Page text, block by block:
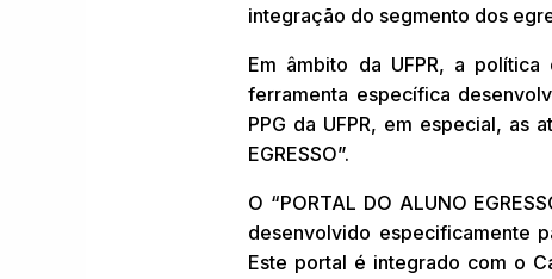
integração do segmento dos
Em âmbito da UFPR, a
ferramenta específica
PPG da UFPR, em especial, as
EGRESSO”.
O “PORTAL DO ALUNO
desenvolvido especificamente
Este portal é integrado com o